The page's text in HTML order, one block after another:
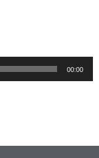
00:00